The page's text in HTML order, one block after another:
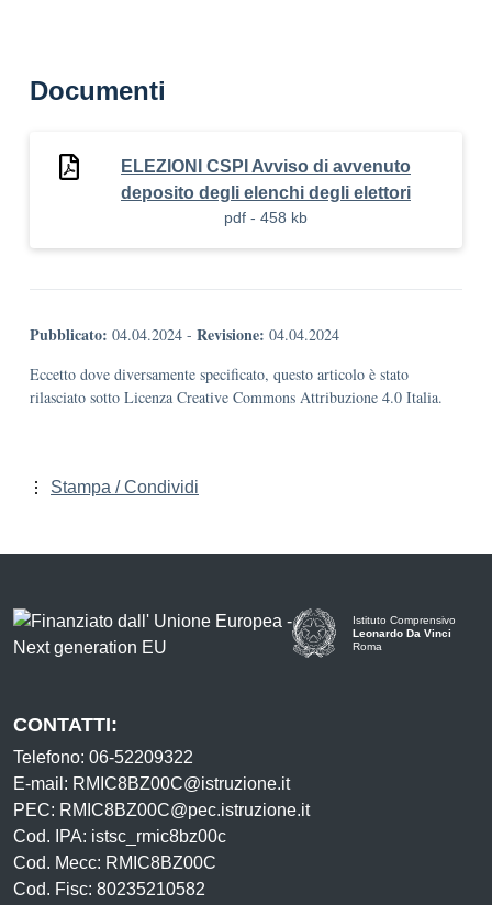
Documenti
ELEZIONI CSPI Avviso di avvenuto
deposito degli elenchi degli elettori
pdf - 458 kb
Pubblicato: 04.04.2024 - Revisione: 04.04.2024
Eccetto dove diversamente specificato, questo articolo è stato
rilasciato sotto Licenza Creative Commons Attribuzione 4.0 Italia.
Stampa / Condividi
Istituto Comprensivo
Leonardo Da Vinci
Roma
CONTATTI:
Telefono: 06-52209322
E-mail: RMIC8BZ00C@istruzione.it
PEC: RMIC8BZ00C@pec.istruzione.it
Cod. IPA: istsc_rmic8bz00c
Cod. Mecc: RMIC8BZ00C
Cod. Fisc: 80235210582